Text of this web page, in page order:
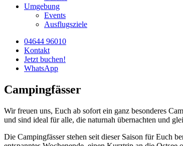
Umgebung
Events
Ausflugsziele
04644 96010
Kontakt
Jetzt buchen!
WhatsApp
Campingfässer
Wir freuen uns, Euch ab sofort ein ganz besonderes
und sind ideal für alle, die naturnah übernachten und
Die Campingfässer stehen seit dieser Saison für Euch